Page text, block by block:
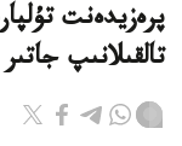
پرەزيدەنت
تالقىلانىپ جاتىر